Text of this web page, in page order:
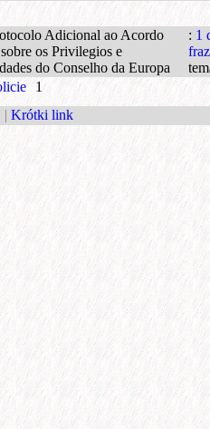
Adicional ao Acordo
os Privilegios e
do Conselho da Europa
: 1
fraz
1
| Krótki link